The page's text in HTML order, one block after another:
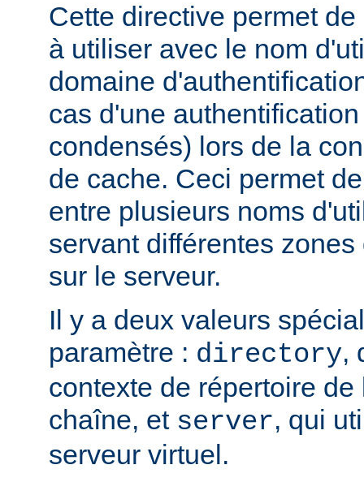
Cette directive permet
à utiliser avec le nom
domaine
cas d'une
condensés) lors de la
de cache. Ceci permet
entre plusieurs noms
servant différentes
sur le serveur.
Il y a deux valeurs
paramètre : directory,
contexte de répertoire
chaîne, et server, qui
serveur virtuel.